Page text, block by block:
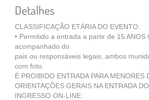
Detalhes
CLASSIFICAÇÃO ETÁRIA DO EVENTO:
• Permitido a entrada a partir de 15 ANOS
acompanhado do
pais ou responsáveis legais, ambos
com foto.
É PROIBIDO ENTRADA PARA MENORES
ORIENTAÇÕES GERAIS NA ENTRADA
INGRESSO ON-LINE: